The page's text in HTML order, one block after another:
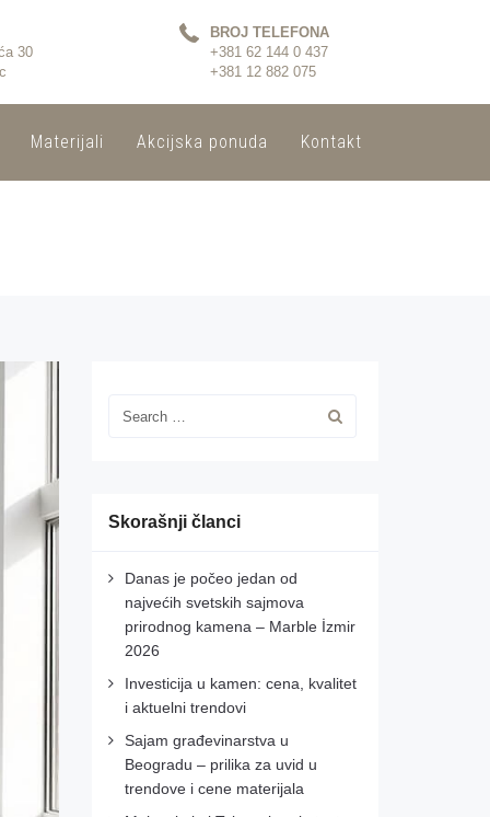
30
BROJ TELEFONA
+381 62 144 0 437
+381 12 882 075
Materijali Akcijska ponuda Kontakt
Skorašnji članci
Danas je počeo jedan od
najvećih svetskih sajmova
prirodnog kamena – Marble İzmir
2026
Investicija u kamen: cena, kvalitet
i aktuelni trendovi
Sajam građevinarstva u
Beogradu – prilika za uvid u
trendove i cene materijala